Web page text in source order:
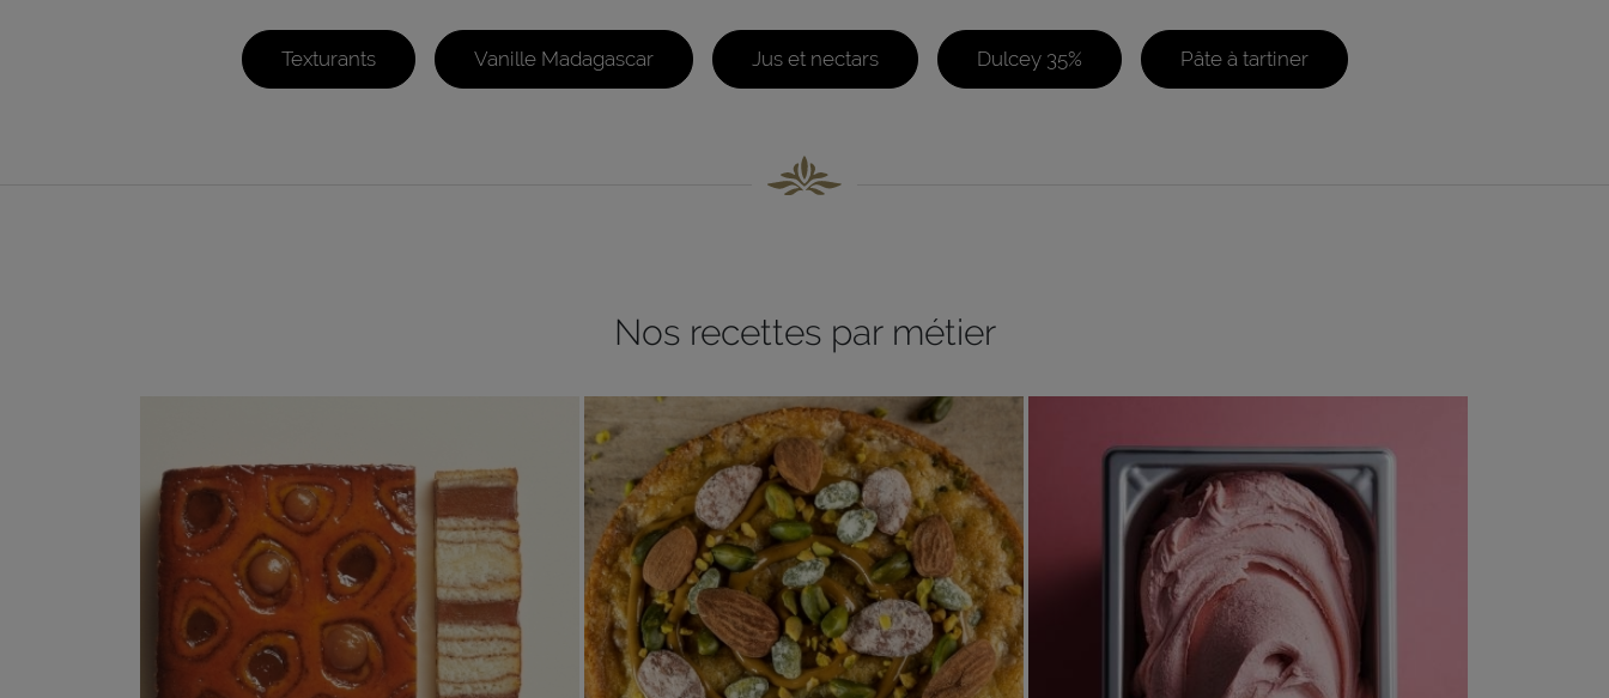
Texturants Vanille Madagascar Jus et nectars Dulcey 35% Pâte à tartiner
Nos recettes par métier